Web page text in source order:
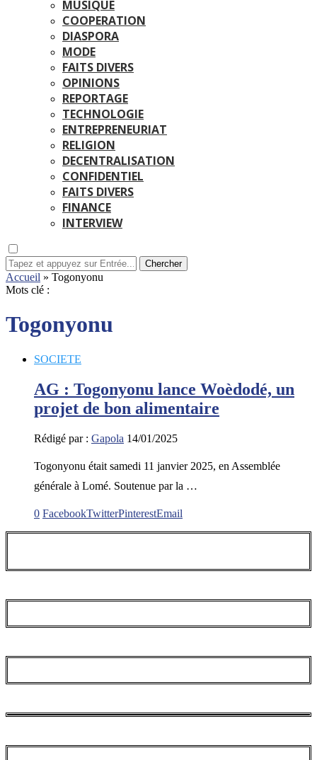
MUSIQUE
COOPERATION
DIASPORA
MODE
FAITS DIVERS
OPINIONS
REPORTAGE
TECHNOLOGIE
ENTREPRENEURIAT
RELIGION
DECENTRALISATION
CONFIDENTIEL
FAITS DIVERS
FINANCE
INTERVIEW
Chercher
Accueil » Togonyonu
Mots clé :
Togonyonu
SOCIETE
AG : Togonyonu lance Woèdodé, un
projet de bon alimentaire
Rédigé par : Gapola 14/01/2025
Togonyonu était samedi 11 janvier 2025, en Assemblée
générale à Lomé. Soutenue par la …
0 FacebookTwitterPinterestEmail